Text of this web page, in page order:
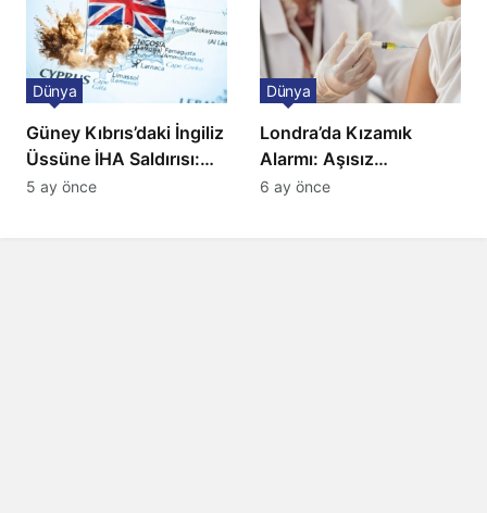
Güney Kıbrıs’daki İngiliz
Üssüne İHA Saldırısı:
Patlama, Sirenler ve
Dünya
5 ay önce
Londra’da Kızamık
Alarmı: Aşısız
Öğrenciler Okullardan
Dünya
6 ay önce